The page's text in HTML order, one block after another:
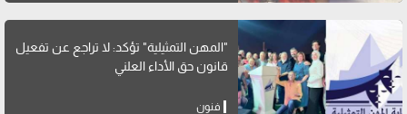
"المهن التمثيلية" تؤكد: لا تراجع عن تفعيل
قانون حق الأداء العلني
فنون